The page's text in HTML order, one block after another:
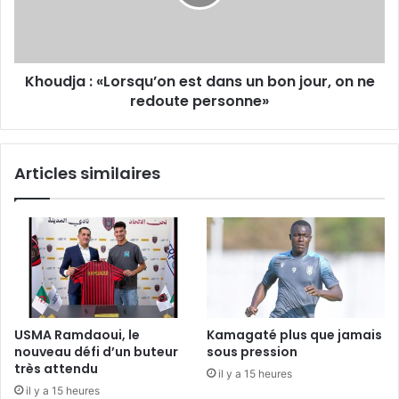
on
neKhoudja : «Lorsqu’on est dans un bon jour, on ne
redoute personne»
Articles similaires
USMA Ramdaoui, le
nouveau défi d’un buteur
très attendu
il y a 15 heures
Kamagaté plus que jamais
sous pression
il y a 15 heures